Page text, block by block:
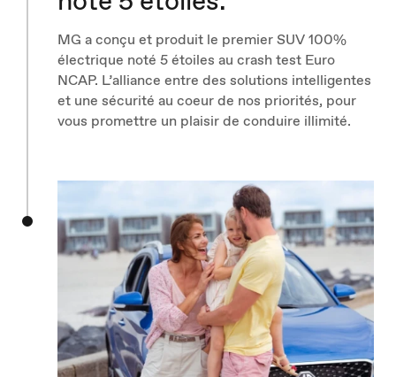
MG a conçu et produit le premier SUV 100%
électrique noté 5 étoiles au crash test Euro
NCAP. L’alliance entre des solutions intelligentes
et une sécurité au coeur de nos priorités, pour
vous promettre un plaisir de conduire illimité.